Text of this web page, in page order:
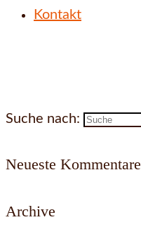
Kontakt
Suche nach:
Neueste Kommentare
Archive